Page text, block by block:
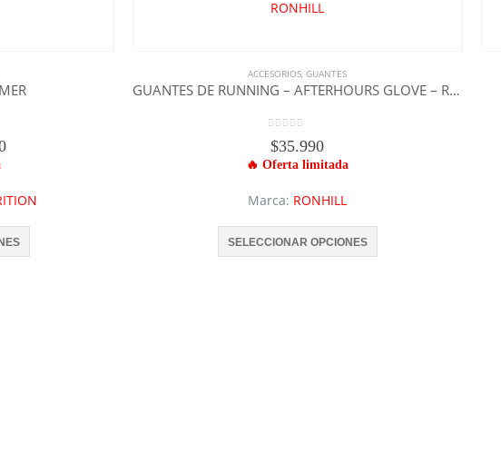
Rango
desde
$8.990
hasta
$11.990
Este producto tiene múltiples variantes. Las opciones se pueden elegir en la página de producto
ACCESORIOS,GUANTES
GUANTES DE RUNNING – AFTERHOURS GLOVE – RONHILL
0out of 5
$35.990
Marca: RONHILL
SELECCIONAR OPCIONES
Este producto tiene múltiples variantes. Las opciones se pueden elegir en la página de producto